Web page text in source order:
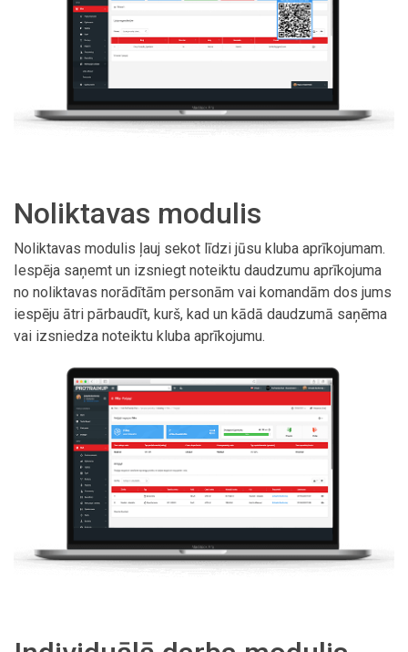
Noliktavas modulis
Noliktavas modulis ļauj sekot līdzi jūsu kluba aprīkojumam.
Iespēja saņemt un izsniegt noteiktu daudzumu aprīkojuma
no noliktavas norādītām personām vai komandām dos jums
iespēju ātri pārbaudīt, kurš, kad un kādā daudzumā saņēma
vai izsniedza noteiktu kluba aprīkojumu.